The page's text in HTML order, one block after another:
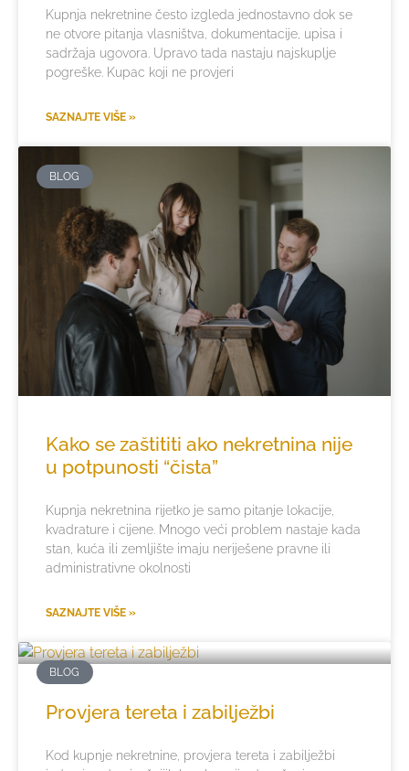
Kupnja nekretnine često izgleda jednostavno dok se
ne otvore pitanja vlasništva, dokumentacije, upisa i
sadržaja ugovora. Upravo tada nastaju najskuplje
pogreške. Kupac koji ne provjeri
SAZNAJTE VIŠE »
BLOG
Kako se zaštititi ako nekretnina nije
u potpunosti “čista”
Kupnja nekretnina rijetko je samo pitanje lokacije,
kvadrature i cijene. Mnogo veći problem nastaje kada
stan, kuća ili zemljište imaju neriješene pravne ili
administrativne okolnosti
SAZNAJTE VIŠE »
BLOG
Provjera tereta i zabilježbi
Kod kupnje nekretnine, provjera tereta i zabilježbi